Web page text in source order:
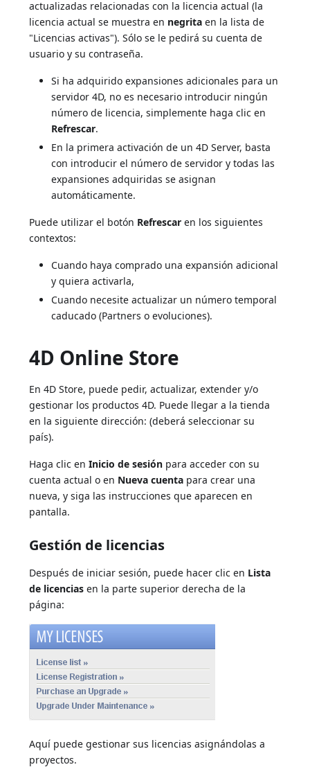
actualizadas relacionadas con la licencia actual (la
licencia actual se muestra en negrita en la lista de
"Licencias activas"). Sólo se le pedirá su cuenta de
usuario y su contraseña.
Si ha adquirido expansiones adicionales para un
servidor 4D, no es necesario introducir ningún
número de licencia, simplemente haga clic en
Refrescar.
En la primera activación de un 4D Server, basta
con introducir el número de servidor y todas las
expansiones adquiridas se asignan
automáticamente.
Puede utilizar el botón Refrescar en los siguientes
contextos:
Cuando haya comprado una expansión adicional
y quiera activarla,
Cuando necesite actualizar un número temporal
caducado (Partners o evoluciones).
4D Online Store
En 4D Store, puede pedir, actualizar, extender y/o
gestionar los productos 4D. Puede llegar a la tienda
en la siguiente dirección:(deberá seleccionar su
país).
Haga clic enInicio de sesión para acceder con su
cuenta actual o en Nueva cuenta para crear una
nueva, y siga las instrucciones que aparecen en
pantalla.
Gestión de licencias
Después de iniciar sesión, puede hacer clic en Lista
de licencias en la parte superior derecha de la
página:
Aquí puede gestionar sus licencias asignándolas a
proyectos.